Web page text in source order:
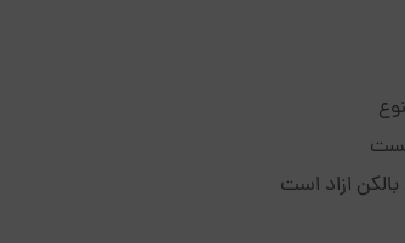
ازاد است